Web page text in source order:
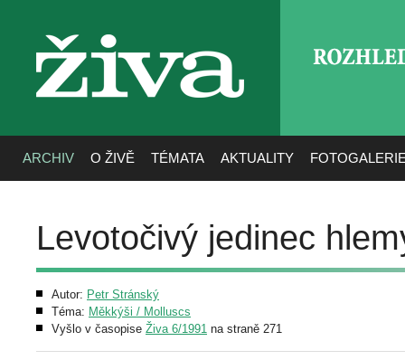
živa
ARCHIV O ŽIVĚ TÉMATA AKTUALITY
Levotočivý jedinec
Autor: Petr Stránský
Téma: Měkkýši / Molluscs
Vyšlo v časopise Živa 6/1991 na straně 271